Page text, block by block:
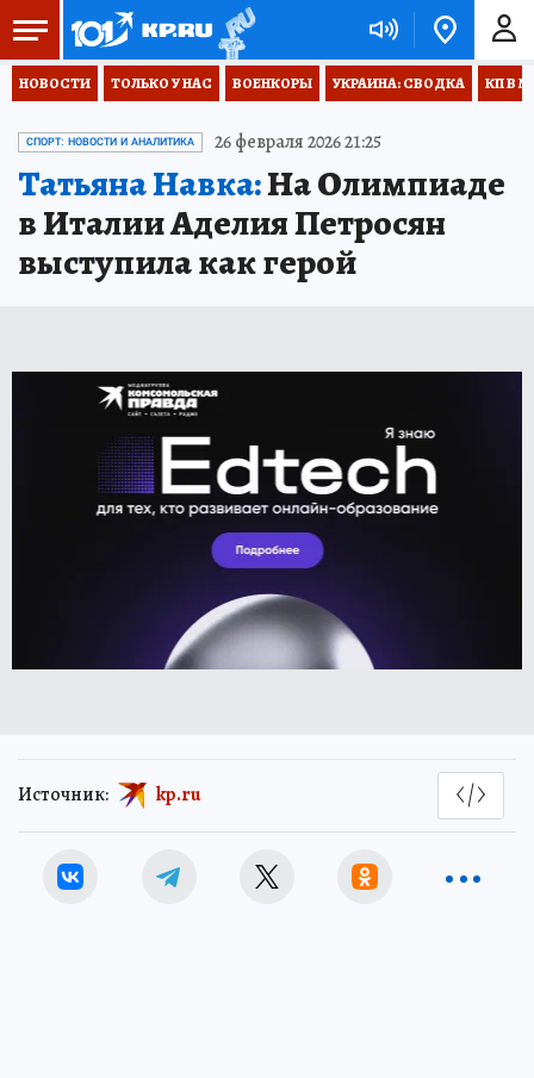
НОВОСТИ ТОЛЬКО У НАС ВОЕНКОРЫ УКРАИНА: СВОДКА КП В
СПОРТ: НОВОСТИ И АНАЛИТИКА 26 февраля 2026 21:25
Татьяна Навка:На Олимпиаде
в Италии Аделия Петросян
выступила как герой
Источник: kp.ru